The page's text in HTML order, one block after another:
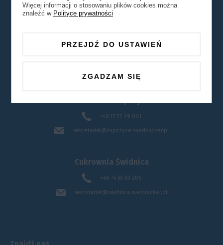
Biuro handlowe - Wieliczka
Cukrownia Ropczyce
+48 17 22 29 001
sekretariat@ropczyce.suedzucker.pl
Cukrownia Świdnica
+48 74 85 83 206
sekretariat@swidnica.suedzucker.pl
Więcej informacji o stosowaniu plików cookies można
znaleźć w Polityce prywatności
PRZEJDŹ DO USTAWIEŃ
ZGADZAM SIĘ